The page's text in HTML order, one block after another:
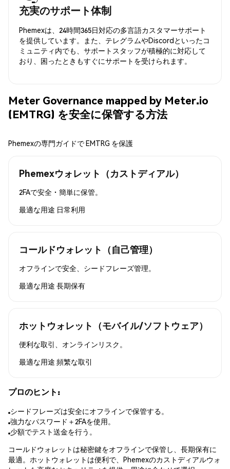
充実のサポート体制
Phemexは、24時間365日対応の多言語カスタマーサポート
を提供しています。また、テレグラムやDiscordといったコ
ミュニティ内でも、サポートスタッフが積極的に対応して
おり、困ったときもすぐにサポートを受けられます。
Meter Governance mapped by Meter.io
(EMTRG) を安全に保管する方法
Phemexの専門ガイドで EMTRG を保護
Phemexウォレット（カストディアル）
2FAで安全・簡単に保管。
最適な用途 日常利用
コールドウォレット（自己管理）
オフラインで安全、シードフレーズ管理。
最適な用途 長期保有
ホットウォレット（モバイル/ソフトウェア）
便利な取引、オンラインリスク。
最適な用途 頻繁な取引
プロのヒント:
シードフレーズは安全にオフラインで保管する。
強力なパスワード＋2FAを使用。
少額でテスト送金を行う。
コールドウォレットは秘密鍵をオフラインで保管し、長期保有に
最適。ホットウォレットは便利で、Phemexのカストディアルウォ